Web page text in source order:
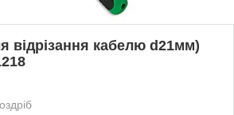
відрізання кабелю d21мм)